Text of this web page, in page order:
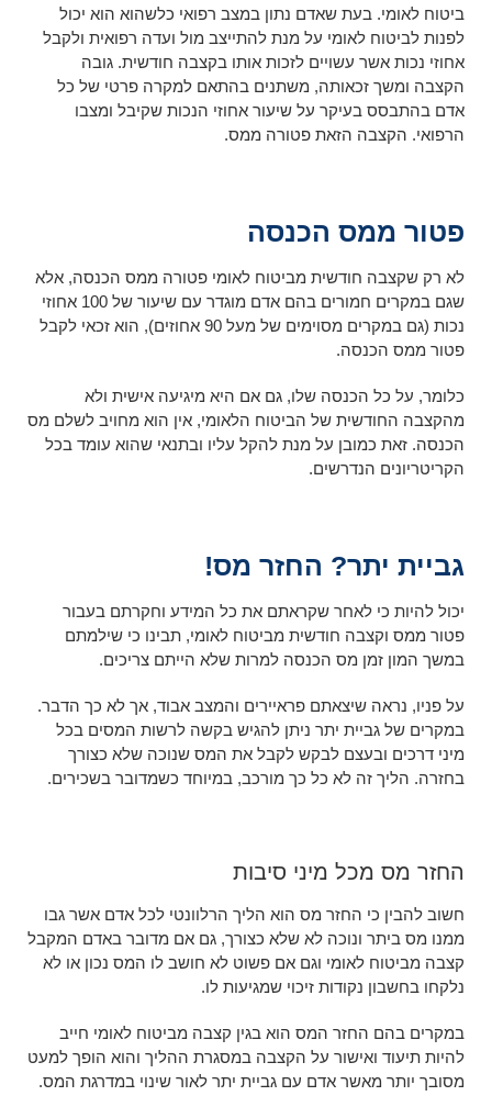
ביטוח לאומי. בעת שאדם נתון במצב רפואי כלשהוא הוא יכול
לפנות לביטוח לאומי על מנת להתייצב מול ועדה רפואית ולקבל
אחוזי נכות אשר עשויים לזכות אותו בקצבה חודשית. גובה
הקצבה ומשך זכאותה, משתנים בהתאם למקרה פרטי של כל
אדם בהתבסס בעיקר על שיעור אחוזי הנכות שקיבל ומצבו
הרפואי. הקצבה הזאת פטורה ממס.
פטור ממס הכנסה
לא רק שקצבה חודשית מביטוח לאומי פטורה ממס הכנסה, אלא
שגם במקרים חמורים בהם אדם מוגדר עם שיעור של 100 אחוזי
נכות (גם במקרים מסוימים של מעל 90 אחוזים), הוא זכאי לקבל
פטור ממס הכנסה.
כלומר, על כל הכנסה שלו, גם אם היא מיגיעה אישית ולא
מהקצבה החודשית של הביטוח הלאומי, אין הוא מחויב לשלם מס
הכנסה. זאת כמובן על מנת להקל עליו ובתנאי שהוא עומד בכל
הקריטריונים הנדרשים.
גביית יתר? החזר מס!
יכול להיות כי לאחר שקראתם את כל המידע וחקרתם בעבור
פטור ממס וקצבה חודשית מביטוח לאומי, תבינו כי שילמתם
במשך המון זמן מס הכנסה למרות שלא הייתם צריכים.
על פניו, נראה שיצאתם פראיירים והמצב אבוד, אך לא כך הדבר.
במקרים של גביית יתר ניתן להגיש בקשה לרשות המסים בכל
מיני דרכים ובעצם לבקש לקבל את המס שנוכה שלא כצורך
בחזרה. הליך זה לא כל כך מורכב, במיוחד כשמדובר בשכירים.
החזר מס מכל מיני סיבות
חשוב להבין כי החזר מס הוא הליך הרלוונטי לכל אדם אשר גבו
ממנו מס ביתר ונוכה לא שלא כצורך, גם אם מדובר באדם המקבל
קצבה מביטוח לאומי וגם אם פשוט לא חושב לו המס נכון או לא
נלקחו בחשבון נקודות זיכוי שמגיעות לו.
במקרים בהם החזר המס הוא בגין קצבה מביטוח לאומי חייב
להיות תיעוד ואישור על הקצבה במסגרת ההליך והוא הופך למעט
מסובך יותר מאשר אדם עם גביית יתר לאור שינוי במדרגת המס.